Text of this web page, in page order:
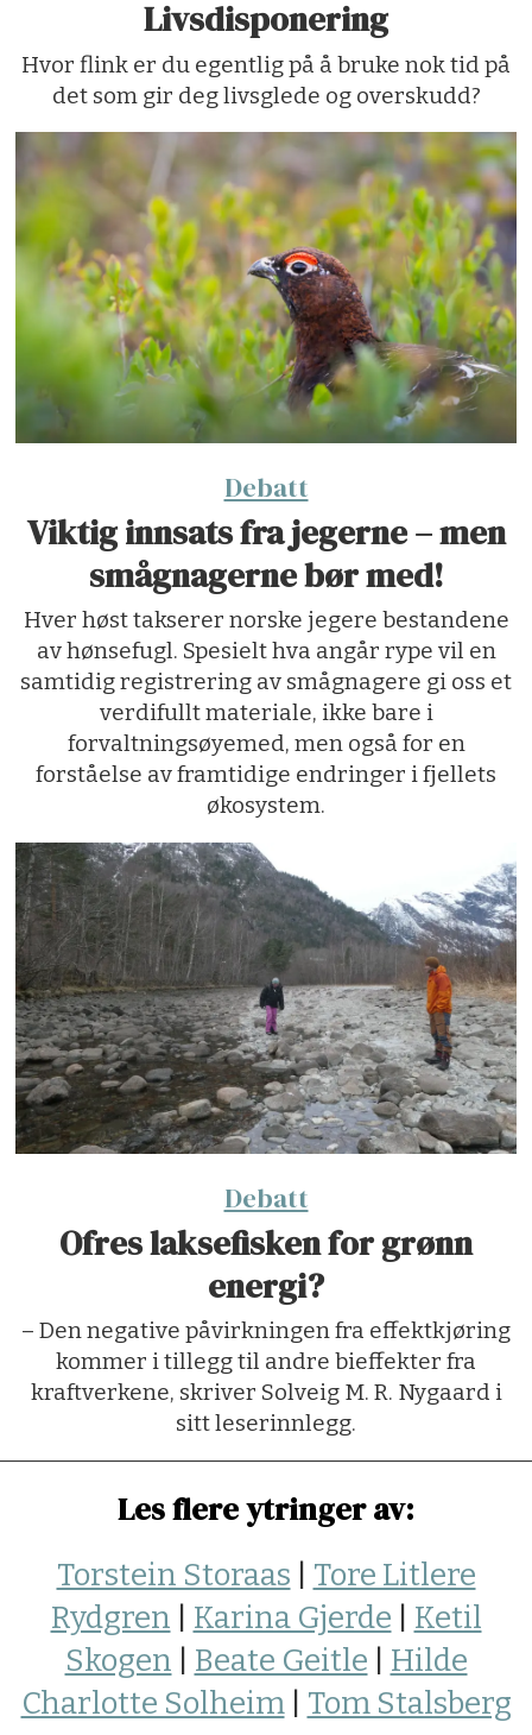
Livsdisponering
Hvor flink er du egentlig på å bruke nok tid på
det som gir deg livsglede og overskudd?
Debatt
Viktig innsats fra jegerne – men
smågnagerne bør med!
Hver høst takserer norske jegere bestandene
av hønsefugl. Spesielt hva angår rype vil en
samtidig registrering av smågnagere gi oss et
verdifullt materiale, ikke bare i
forvaltningsøyemed, men også for en
forståelse av framtidige endringer i fjellets
økosystem.
Debatt
Ofres laksefisken for grønn
energi?
– Den negative påvirkningen fra effektkjøring
kommer i tillegg til andre bieffekter fra
kraftverkene, skriver Solveig M. R. Nygaard i
sitt leserinnlegg.
Les flere ytringer av:
Torstein Storaas
Tore Litlere
Rydgren
Karina Gjerde
Ketil
Skogen
Beate Geitle
Hilde
Charlotte Solheim| Tom Stalsberg